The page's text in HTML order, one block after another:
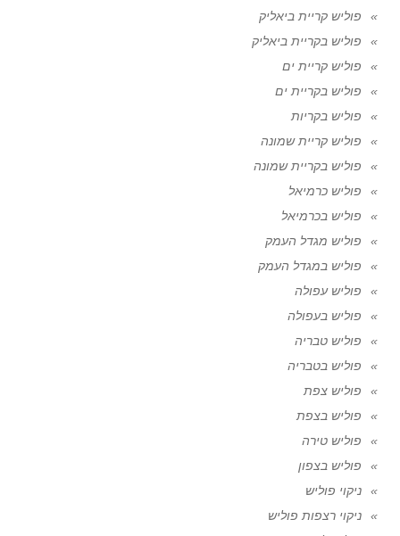
פוליש קריית ביאליק
פוליש בקריית ביאליק
פוליש קריית ים
פוליש בקריית ים
פוליש בקריות
פוליש קריית שמונה
פוליש בקריית שמונה
פוליש כרמיאל
פוליש בכרמיאל
פוליש מגדל העמק
פוליש במגדל העמק
פוליש עפולה
פוליש בעפולה
פוליש טבריה
פוליש בטבריה
פוליש צפת
פוליש בצפת
פוליש טירה
פוליש בצפון
ניקוי פוליש
ניקוי רצפות פוליש